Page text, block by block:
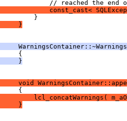
const_cast<
}
}
void
lcl_concatWarnings(
}